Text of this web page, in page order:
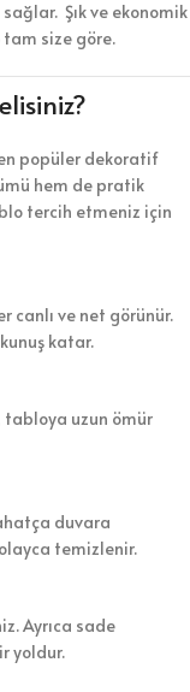
Şık ve ekonomik
tam size göre.
popüler dekoratif
hem de pratik
tercih etmeniz için
canlı ve net görünür.
katar.
uzun ömür
duvara
temizlenir.
Ayrıca sade
yoldur.